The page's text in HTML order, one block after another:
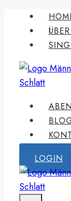
springen
LOGIN